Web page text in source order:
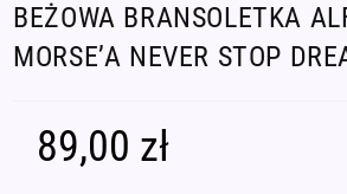
BEŻOWA BRANSOLETKA
MORSE’A NEVER STOP
89,00 zł